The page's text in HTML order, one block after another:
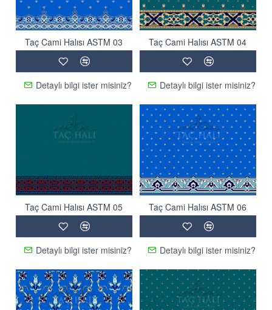
Taç Cami Halısı ASTM 03
Detaylı bilgi ister misiniz?
Taç Cami Halısı ASTM 04
Detaylı bilgi ister misiniz?
Taç Cami Halısı ASTM 05
Detaylı bilgi ister misiniz?
Taç Cami Halısı ASTM 06
Detaylı bilgi ister misiniz?